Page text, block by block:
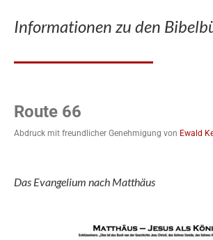
Informationen zu den
Route 66
Abdruck mit freundlicher Genehmigung von Ewald
Das Evangelium nach Matthäus